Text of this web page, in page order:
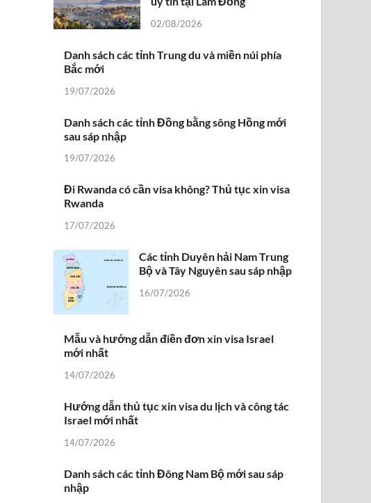
02/08/2026
Danh sách các tỉnh Trung du và miền núi phía
Bắc mới
19/07/2026
Danh sách các tỉnh Đồng bằng sông Hồng mới
sau sáp nhập
19/07/2026
Đi Rwanda có cần visa không? Thủ tục xin visa
Rwanda
17/07/2026
Các tỉnh Duyên hải Nam Trung
Bộ và Tây Nguyên sau sáp nhập
16/07/2026
Mẫu và hướng dẫn điền đơn xin visa Israel
mới nhất
14/07/2026
Hướng dẫn thủ tục xin visa du lịch và công tác
Israel mới nhất
14/07/2026
Danh sách các tỉnh Đông Nam Bộ mới sau sáp
nhập